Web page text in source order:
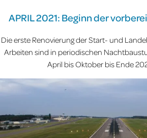
APRIL 2021: Beginn der
Die erste Renovierung der Start- und
Arbeiten sind in periodischen
April bis Oktober bis Ende